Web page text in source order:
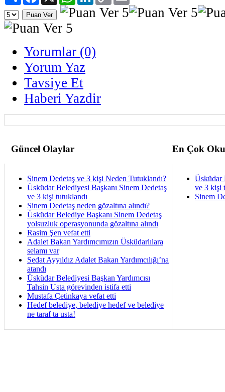
Yorumlar (0)
Yorum Yaz
Tavsiye Et
Haberi Yazdir
Güncel Olaylar En Çok
Sinem Dedetaş ve 3 kişi Neden Tutuklandı?
Üsküdar Belediyesi Başkanı Sinem Dedetaş
ve 3 kişi tutuklandı
Sinem Dedetaş neden gözaltına alındı?
Üsküdar Belediye Başkanı Sinem Dedetaş
yolsuzluk operasyonunda gözaltına alındı
Rasim Şen vefat etti
Adalet Bakan Yardımcımızın Üsküdarlılara
selamı var
Sedat Ayyıldız Adalet Bakan Yardımcılığı’na
atandı
Üsküdar Belediyesi Başkan Yardımcısı
Tahsin Usta görevinden istifa etti
Mustafa Çetinkaya vefat etti
Hedef belediye, belediye hedef ve belediye
ne taraf ta usta!
Üsküdar
ve 3 kişi
Sinem